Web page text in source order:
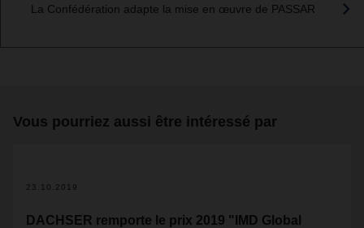
La Confédération adapte la mise en œuvre de PASSAR
Vous pourriez aussi être intéressé par
23.10.2019
DACHSER remporte le prix 2019 "IMD Global